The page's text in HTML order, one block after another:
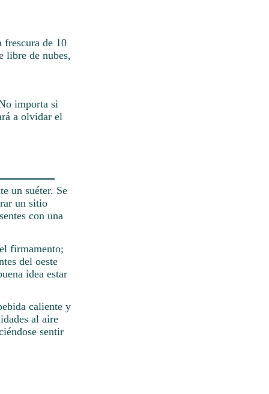
frescura de 10
libre de nubes,
importa si
a olvidar el
un suéter. Se
un sitio
con una
firmamento;
del oeste
idea estar
caliente y
al aire
sentir